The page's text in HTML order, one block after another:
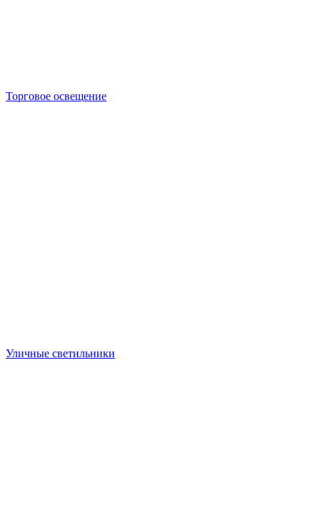
Торговое освещение
Уличные светильники